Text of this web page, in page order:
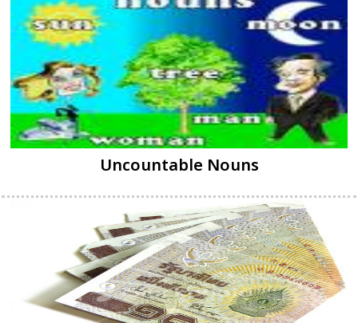
Uncountable Nouns